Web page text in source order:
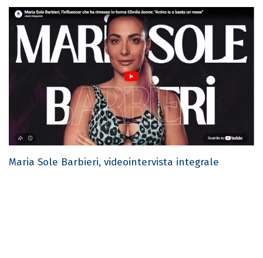
Maria Sole Barbieri, videointervista integrale